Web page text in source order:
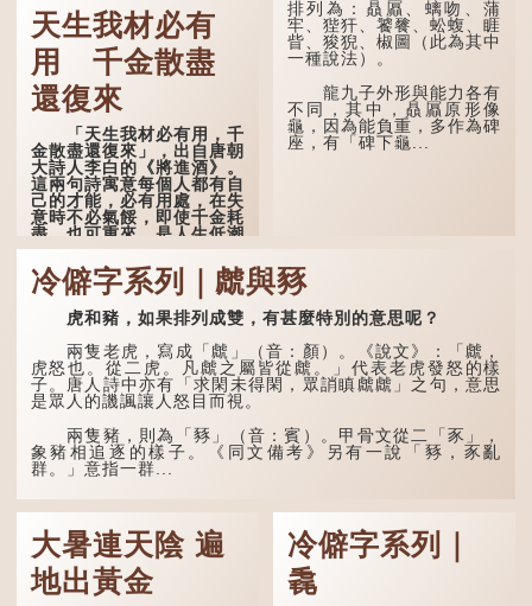
數量之大了。「大夿夿十萬
蚊」，就是說十萬元是一筆
大數目了。
不過，「夿」字本音讀
作「巴（bā）」，因此
「大夿夿」理應讀成「大巴
巴」。問題是，若依足本
音，...
天生我材必有
用 千金散盡
還復來
「天生我材必有用，千
金散盡還復來」，出自唐朝
大詩人李白的《將進酒》。
這兩句詩寓意每個人都有自
己的才能，必有用處，在失
意時不必氣餒，即使千金耗
盡，也可重來，是人生低潮
時激勵向上的名句。
原詩寫道：「人生得意
須盡歡，莫使金樽空對月。
天生我材必有用，千金散盡
會須一飲三百杯。」意思是
說：上天給了我才能，必然
有用到的地方；即使千金散
去，也終會重新得到。
李白作此詩時，大約是
天寶十一年。當時他已被唐
玄宗賜金放還約八年，這期
分詩作顯露出懷才...
排列為：贔屭、螭吻、蒲
牢、狴犴、饕餮、蚣蝮、睚
眥、狻猊、椒圖（此為其中
一種說法）。
龍九子外形與能力各有
不同，其中，贔屭原形像
龜，因為能負重，多作為碑
座，有「碑下龜...
冷僻字系列｜虤與豩
虎和豬，如果排列成雙，有甚麼特別的意思呢？
兩隻老虎，寫成「虤」（音：顏）。《說文》：「虤，
虎怒也。從二虎。凡虤之屬皆從虤。」代表老虎發怒的樣
子。唐人詩中亦有「求閑未得閑，眾誚瞋虤虤」之句，意思
是眾人的譏諷讓人怒目而視。
兩隻豬，則為「豩」（音：賓）。甲骨文從二「豕」，
象豬相追逐的樣子。《同文備考》另有一說「豩，豕亂
群。」意指一群...
大暑連天陰 遍
地出黃金
冷僻字系列｜
毳